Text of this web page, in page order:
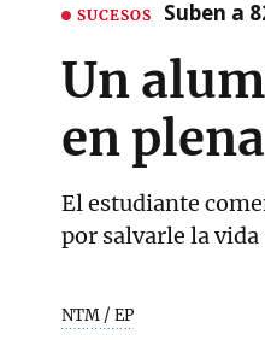
SUCESOS Suben a
Un
en
El estudiante
por salvarle la
NTM / EP